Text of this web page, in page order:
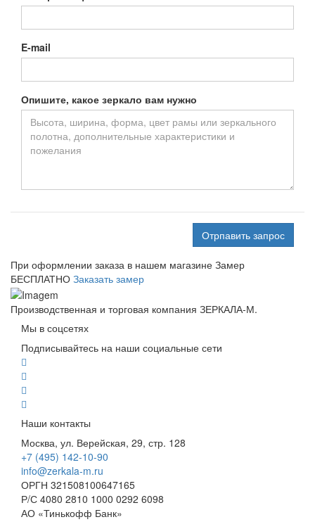
E-mail
Опишите, какое зеркало вам нужно
Отрпавить запрос
При оформлении заказа в нашем магазине Замер
БЕСПЛАТНО Заказать замер
Производственная и торговая компания ЗЕРКАЛА-М.
Мы в соцсетях
Подписывайтесь на наши социальные сети
Наши контакты
Москва, ул. Верейская, 29, стр. 128
+7 (495) 142-10-90
info@zerkala-m.ru
ОРГН 321508100647165
Р/С 4080 2810 1000 0292 6098
АО «Тинькофф Банк»